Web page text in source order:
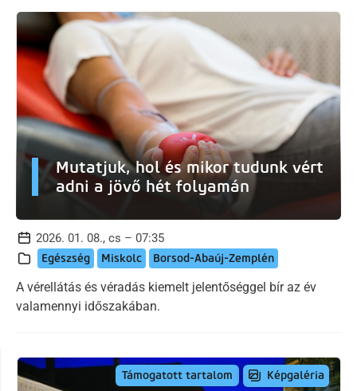
Mutatjuk, hol és mikor tudunk vért
adni a jövő hét folyamán
2026. 01. 08., cs – 07:35
Egészség Miskolc Borsod-Abaúj-Zemplén
A vérellátás és véradás kiemelt jelentőséggel bír az év
valamennyi időszakában.
Támogatott tartalom Képgaléria